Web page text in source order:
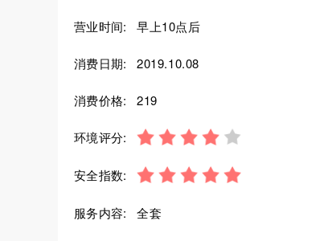
营业时间: 早上10点后
消费日期: 2019.10.08
消费价格: 219
环境评分:
安全指数:
服务内容: 全套